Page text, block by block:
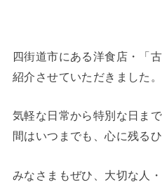
四街道市にある洋食店・「
紹介させていただきました。
気軽な日常から特別な日ま
間はいつまでも、心に残る
みなさまもぜひ、大切な人